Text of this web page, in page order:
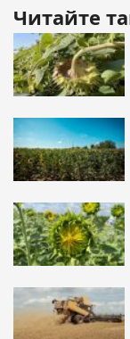
Читайте